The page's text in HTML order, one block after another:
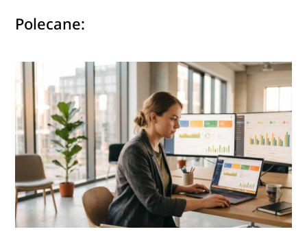
Polecane: